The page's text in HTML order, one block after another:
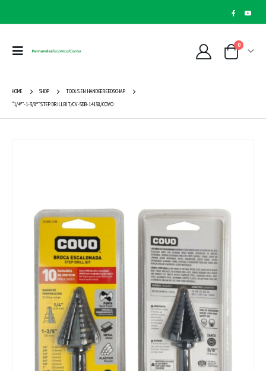
0
HOME SHOP
TOOLS EN HANDGEREEDSCHAP
“1/4″”-1-3/8″”STEP DRILLBIT/CV-SDB-14138/COVO